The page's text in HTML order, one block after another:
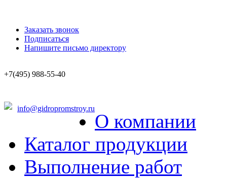
Заказать звонок
Подписаться
Напишите письмо директору
+7(495) 988-55-40
info@gidropromstroy.ru
О компании
Каталог продукции
Выполнение работ